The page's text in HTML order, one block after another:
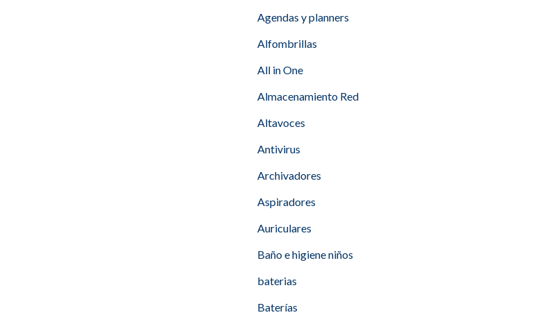
Agendas y planners
Alfombrillas
All in One
Almacenamiento Red
Altavoces
Antivirus
Archivadores
Aspiradores
Auriculares
Baño e higiene niños
baterias
Baterías